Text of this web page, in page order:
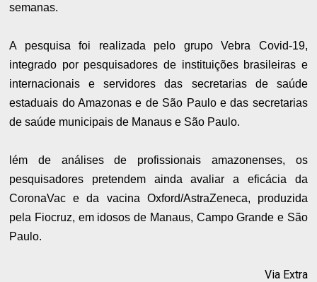
semanas.
A pesquisa foi realizada pelo grupo Vebra Covid-19,
integrado por pesquisadores de instituições brasileiras e
internacionais e servidores das secretarias de saúde
estaduais do Amazonas e de São Paulo e das secretarias
de saúde municipais de Manaus e São Paulo.
lém de análises de profissionais amazonenses, os
pesquisadores pretendem ainda avaliar a eficácia da
CoronaVac e da vacina Oxford/AstraZeneca, produzida
pela Fiocruz, em idosos de Manaus, Campo Grande e São
Paulo.
Via Extra